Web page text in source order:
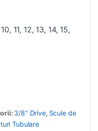
11, 12, 13, 14, 15,
3/8" Drive, Scule de
Tubulare